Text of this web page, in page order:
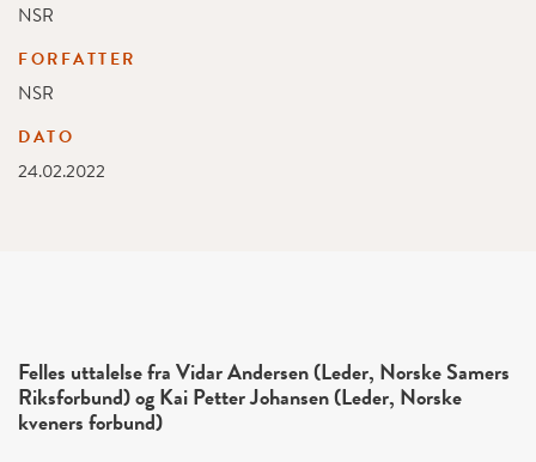
NSR
FORFATTER
NSR
DATO
24.02.2022
Felles uttalelse fra Vidar Andersen (Leder, Norske Samers
Riksforbund) og Kai Petter Johansen (Leder, Norske
kveners forbund)